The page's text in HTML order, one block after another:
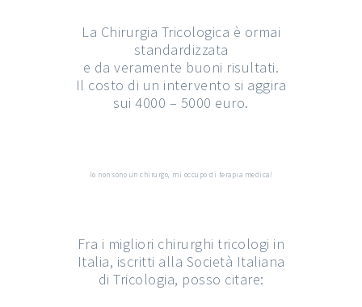
La Chirurgia Tricologica è ormai
standardizzata
e da veramente buoni risultati.
Il costo di un intervento si aggira
sui 4000 – 5000 euro.
Io non sono un chirurgo, mi occupo di terapia medica!
Fra i migliori chirurghi tricologi in
Italia, iscritti alla Società Italiana
di Tricologia, posso citare: